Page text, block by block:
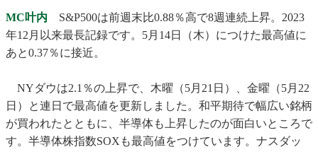
MC叶内 S&P500は前週末比0.88％高で8週連続上昇。2023
年12月以来最長記録です。5月14日（木）につけた最高値に
あと0.37％に接近。
NYダウは2.1％の上昇で、木曜（5月21日）、金曜（5月22
日）と連日で最高値を更新しました。和平期待で幅広い銘柄
が買われたとともに、半導体も上昇したのが面白いところで
す。半導体株指数SOXも最高値をつけています。ナスダッ